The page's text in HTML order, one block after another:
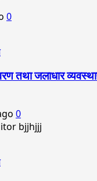
0
तथा जलाधार
0